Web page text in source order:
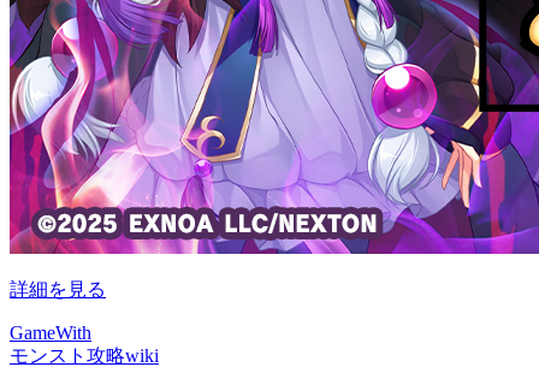
詳細を見る
GameWith
モンスト攻略wiki